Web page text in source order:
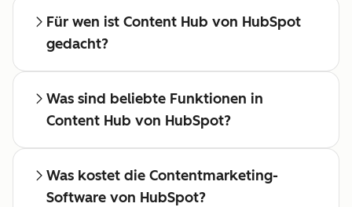
Für wen ist Content Hub von HubSpot
gedacht?
Was sind beliebte Funktionen in
Content Hub von HubSpot?
Was kostet die Contentmarketing-
Software von HubSpot?